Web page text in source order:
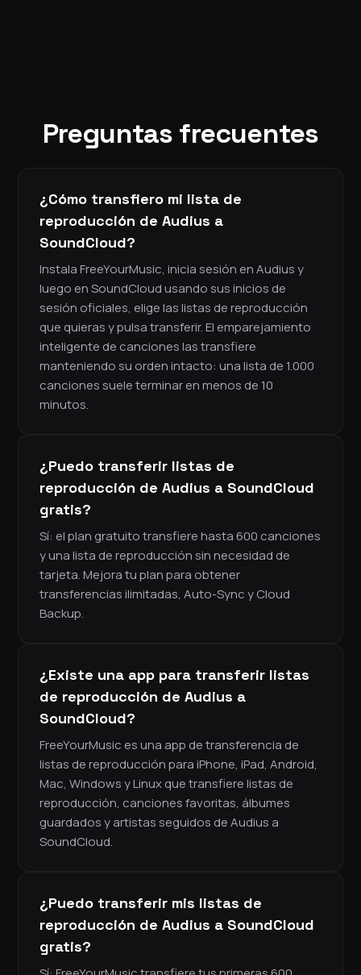
Preguntas frecuentes
¿Cómo transfiero mi lista de
reproducción de Audius a
SoundCloud?
Instala FreeYourMusic, inicia sesión en Audius y
luego en SoundCloud usando sus inicios de
sesión oficiales, elige las listas de reproducción
que quieras y pulsa transferir. El emparejamiento
inteligente de canciones las transfiere
manteniendo su orden intacto: una lista de 1.000
canciones suele terminar en menos de 10
minutos.
¿Puedo transferir listas de
reproducción de Audius a SoundCloud
gratis?
Sí: el plan gratuito transfiere hasta 600 canciones
y una lista de reproducción sin necesidad de
tarjeta. Mejora tu plan para obtener
transferencias ilimitadas, Auto-Sync y Cloud
Backup.
¿Existe una app para transferir listas
de reproducción de Audius a
SoundCloud?
FreeYourMusic es una app de transferencia de
listas de reproducción para iPhone, iPad, Android,
Mac, Windows y Linux que transfiere listas de
reproducción, canciones favoritas, álbumes
guardados y artistas seguidos de Audius a
SoundCloud.
¿Puedo transferir mis listas de
reproducción de Audius a SoundCloud
gratis?